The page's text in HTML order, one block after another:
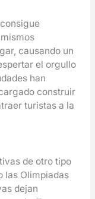
causando un
el orgullo
han
construir
turistas a la
de otro tipo
las Olimpiadas
dejan